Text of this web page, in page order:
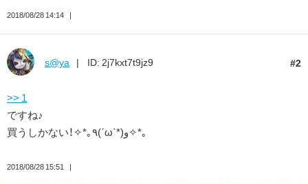
2018/08/28 14:14
2
s@ya ID: 2j7kxt7t9jz9
>> 1
ですね♪
買うしかない！✧*｡٩(ˊωˋ*)و✧*｡
2018/08/28 15:51